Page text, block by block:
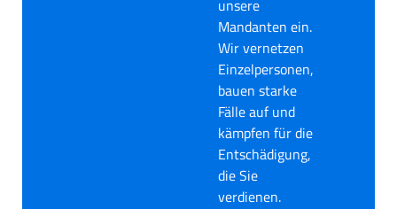
unsere
Mandanten ein.
Wir vernetzen
Einzelpersonen,
bauen starke
Fälle auf und
kämpfen für die
Entschädigung,
die Sie
verdienen.